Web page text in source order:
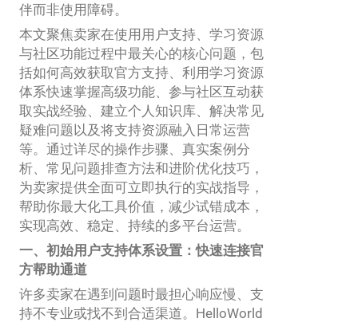
伴而非使用障碍。
本文聚焦卖家在使用用户支持、学习资源
与社区功能过程中最关心的核心问题，包
括如何高效获取官方支持、利用学习资源
体系快速掌握高级功能、参与社区互动获
取实战经验、建立个人知识库、解决常见
疑难问题以及将支持资源融入日常运营
等。通过详尽的操作步骤、真实案例分
析、常见问题排查方法和进阶优化技巧，
为卖家提供全面可立即执行的实战指导，
帮助你最大化工具价值，减少试错成本，
实现高效、稳定、持续的多平台运营。
一、初始用户支持体系设置：快速连接官
方帮助通道
许多卖家在遇到问题时最担心响应慢、支
持不专业或找不到合适渠道。HelloWorld